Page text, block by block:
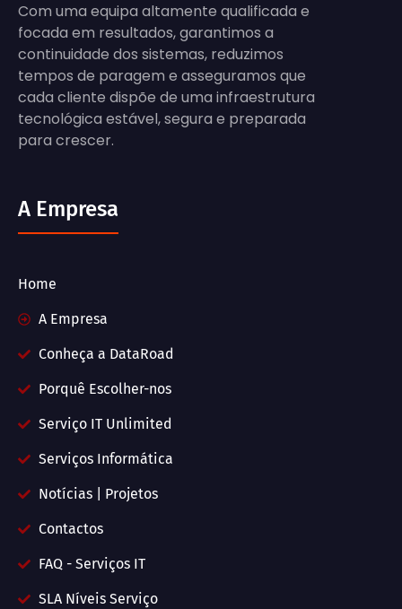
Com uma equipa altamente qualificada e
focada em resultados, garantimos a
continuidade dos sistemas, reduzimos
tempos de paragem e asseguramos que
cada cliente dispõe de uma infraestrutura
tecnológica estável, segura e preparada
para crescer.
A Empresa
Home
A Empresa
Conheça a DataRoad
Porquê Escolher-nos
Serviço IT Unlimited
Serviços Informática
Notícias | Projetos
Contactos
FAQ - Serviços IT
SLA Níveis Serviço